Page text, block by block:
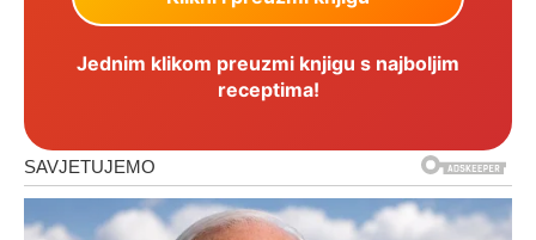
Jednim klikom preuzmi knjigu s najboljim
receptima!